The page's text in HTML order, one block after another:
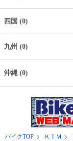
四国 (0)
九州 (0)
沖縄 (0)
バイクTOP ＫＴＭ